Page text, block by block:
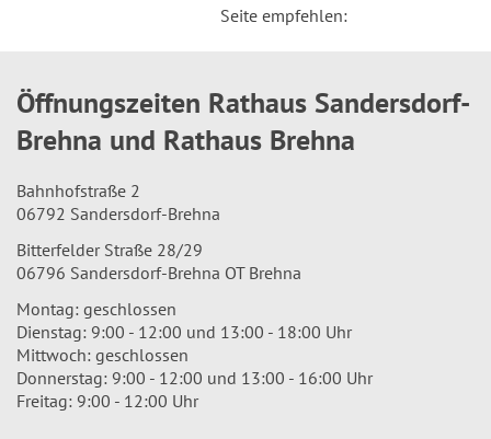
Seite empfehlen:
Öffnungszeiten Rathaus Sandersdorf-
Brehna und Rathaus Brehna
Bahnhofstraße 2
06792 Sandersdorf-Brehna
Bitterfelder Straße 28/29
06796 Sandersdorf-Brehna OT Brehna
Montag: geschlossen
Dienstag: 9:00 - 12:00 und 13:00 - 18:00 Uhr
Mittwoch: geschlossen
Donnerstag: 9:00 - 12:00 und 13:00 - 16:00 Uhr
Freitag: 9:00 - 12:00 Uhr